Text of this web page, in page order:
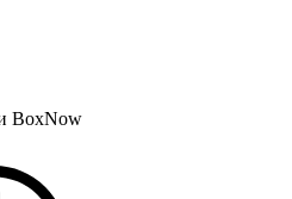
BoxNow